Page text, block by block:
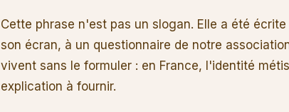
Cette phrase n'est pas un slogan. Elle a été
son écran, à un questionnaire de notre
vivent sans le formuler : en France, l'identité
explication à fournir.